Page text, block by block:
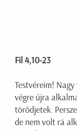
Fil 4,10-23
Testvéreim!
végre újra
törődjetek.
de nem volt rá